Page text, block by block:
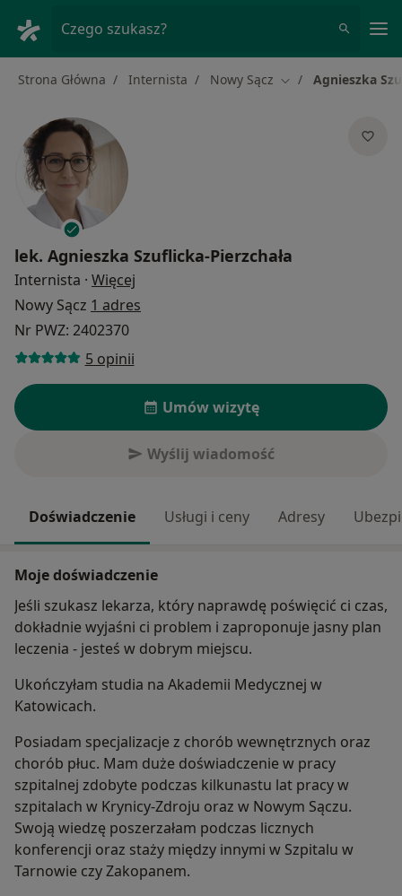
Czego szukasz?
Strona Główna Internista Nowy Sącz Zmień miasto
Agnieszka
lek. Agnieszka Szuflicka-Pierzchała
Internista · Więcej
Nowy Sącz 1 adres
Nr PWZ: 2402370
5 opinii
Umów wizytę
Wyślij wiadomość
Doświadczenie Usługi i ceny Adresy
Moje doświadczenie
Jeśli szukasz lekarza, który naprawdę poświęcić ci czas,
dokładnie wyjaśni ci problem i zaproponuje jasny plan
leczenia - jesteś w dobrym miejscu.
Ukończyłam studia na Akademii Medycznej w
Katowicach.
Posiadam specjalizacje z chorób wewnętrznych oraz
chorób płuc. Mam duże doświadczenie w pracy
szpitalnej zdobyte podczas kilkunastu lat pracy w
szpitalach w Krynicy-Zdroju oraz w Nowym Sączu.
Swoją wiedzę poszerzałam podczas licznych
konferencji oraz staży między innymi w Szpitalu w
Tarnowie czy Zakopanem.